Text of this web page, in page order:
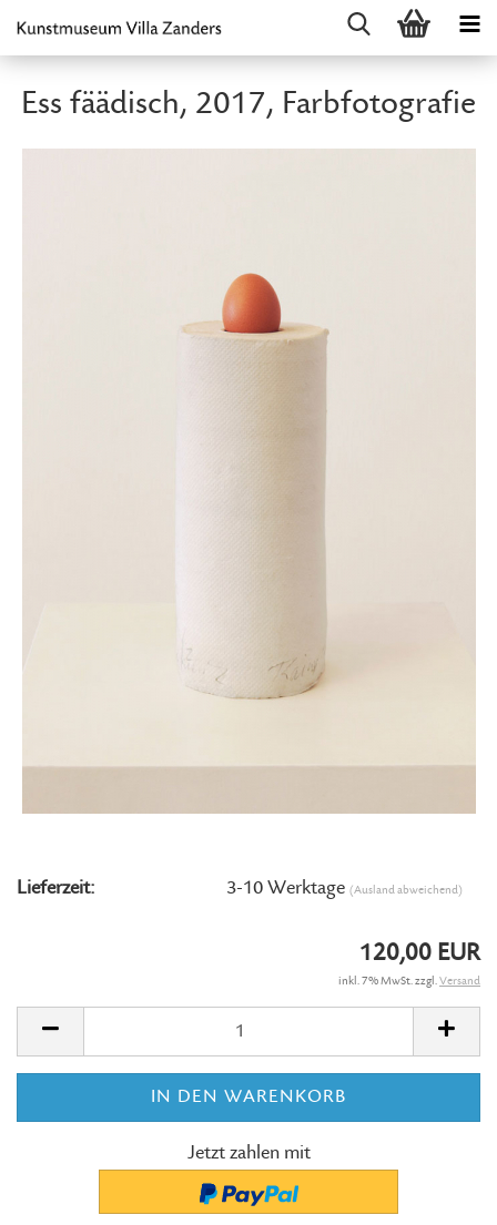
Ess fäädisch, 2017, Farbfotografie
Lieferzeit: 3-10 Werktage(Ausland abweichend)
120,00 EUR
inkl. 7% MwSt. zzgl.Versand
Jetzt zahlen mit